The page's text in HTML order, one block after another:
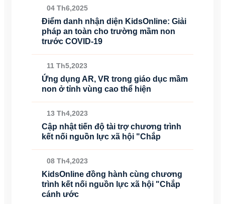
04 Th6,2025
Điểm danh nhận diện KidsOnline: Giải
pháp an toàn cho trường mầm non
trước COVID-19
11 Th5,2023
Ứng dụng AR, VR trong giáo dục mầm
non ở tỉnh vùng cao thể hiện
13 Th4,2023
Cập nhật tiến độ tài trợ chương trình
kết nối nguồn lực xã hội "Chắp
08 Th4,2023
KidsOnline đồng hành cùng chương
trình kết nối nguồn lực xã hội "Chắp
cánh ước